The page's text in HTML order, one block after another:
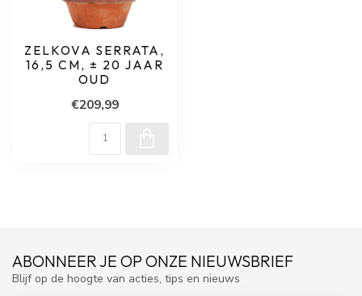
ZELKOVA SERRATA,
16,5 CM, ± 20 JAAR
OUD
€209,99
ABONNEER JE OP ONZE NIEUWSBRIEF
Blijf op de hoogte van acties, tips en nieuws